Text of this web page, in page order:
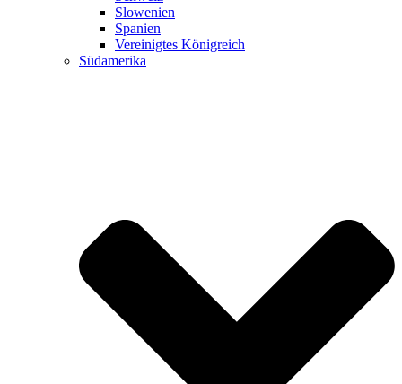
Slowenien
Spanien
Vereinigtes Königreich
Südamerika